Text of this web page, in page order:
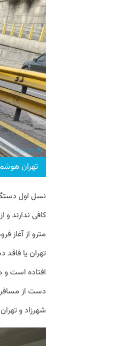
تهران
نسل اول
کافی ندارند
تهران یا
دست از
شهرزاد و